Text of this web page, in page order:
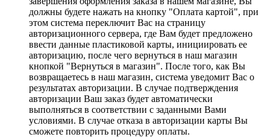
должны будете нажать на кнопку "Оплата картой", при
этом система переключит Вас на страницу
авторизационного сервера, где Вам будет предложено
ввести данные пластиковой карты, инициировать ее
авторизацию, после чего вернуться в наш магазин
кнопкой "Вернуться в магазин". После того, как Вы
возвращаетесь в наш магазин, система уведомит Вас о
результатах авторизации. В случае подтверждения
авторизации Ваш заказ будет автоматически
выполняться в соответствии с заданными Вами
условиями. В случае отказа в авторизации карты Вы
сможете повторить процедуру оплаты.